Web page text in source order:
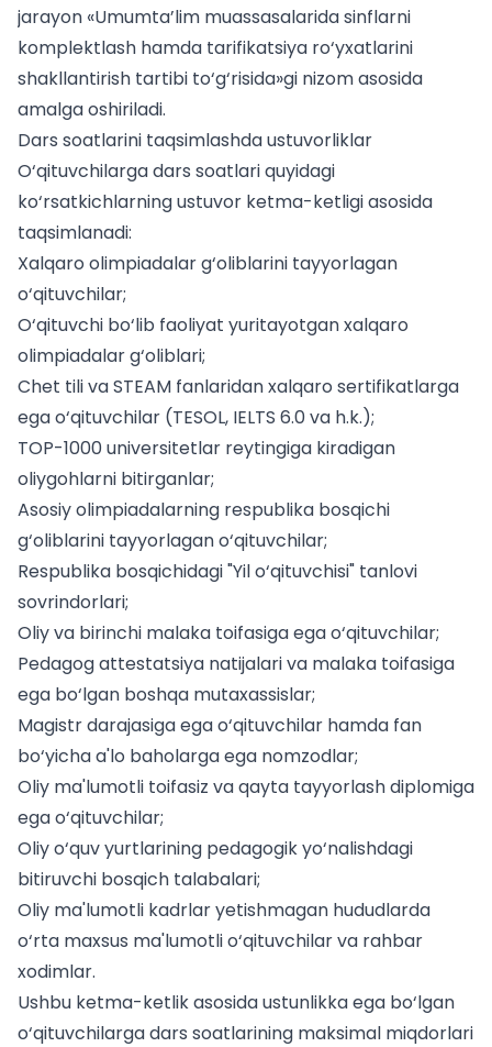
jarayon «Umumta’lim muassasalarida sinflarni
komplektlash hamda tarifikatsiya ro‘yxatlarini
shakllantirish tartibi to‘g‘risida»gi nizom asosida
amalga oshiriladi.
Dars soatlarini taqsimlashda ustuvorliklar
O‘qituvchilarga dars soatlari quyidagi
ko‘rsatkichlarning ustuvor ketma-ketligi asosida
taqsimlanadi:
Xalqaro olimpiadalar g‘oliblarini tayyorlagan
o‘qituvchilar;
O‘qituvchi bo‘lib faoliyat yuritayotgan xalqaro
olimpiadalar g‘oliblari;
Chet tili va STEAM fanlaridan xalqaro sertifikatlarga
ega o‘qituvchilar (TESOL, IELTS 6.0 va h.k.);
TOP-1000 universitetlar reytingiga kiradigan
oliygohlarni bitirganlar;
Asosiy olimpiadalarning respublika bosqichi
g‘oliblarini tayyorlagan o‘qituvchilar;
Respublika bosqichidagi "Yil o‘qituvchisi" tanlovi
sovrindorlari;
Oliy va birinchi malaka toifasiga ega o‘qituvchilar;
Pedagog attestatsiya natijalari va malaka toifasiga
ega bo‘lgan boshqa mutaxassislar;
Magistr darajasiga ega o‘qituvchilar hamda fan
bo‘yicha a'lo baholarga ega nomzodlar;
Oliy ma'lumotli toifasiz va qayta tayyorlash diplomiga
ega o‘qituvchilar;
Oliy o‘quv yurtlarining pedagogik yo‘nalishdagi
bitiruvchi bosqich talabalari;
Oliy ma'lumotli kadrlar yetishmagan hududlarda
o‘rta maxsus ma'lumotli o‘qituvchilar va rahbar
xodimlar.
Ushbu ketma-ketlik asosida ustunlikka ega bo‘lgan
o‘qituvchilarga dars soatlarining maksimal miqdorlari